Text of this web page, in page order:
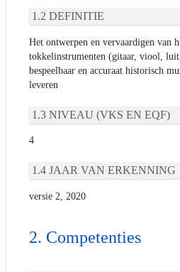
DEFINITIE
Het ontwerpen en vervaardigen van
tokkelinstrumenten (gitaar, viool,
bespeelbaar en accuraat historisch
leveren
NIVEAU (VKS EN EQF)
4
JAAR VAN ERKENNING
versie 2, 2020
Competenties